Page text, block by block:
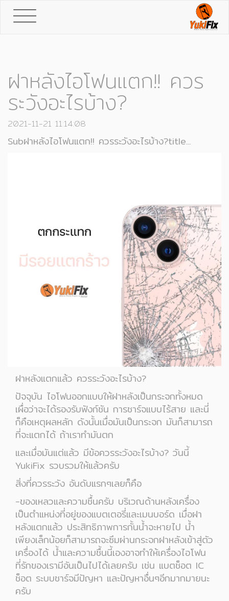
Toggle
ฝาหลังไอโฟนแตก!! ควร
ระวังอะไรบ้าง?
2021-11-21 11:14:08
Subฝาหลังไอโฟนแตก!! ควรระวังอะไรบ้าง?title...
ฝาหลังแตกแล้ว ควรระวังอะไรบ้าง?
ปัจจุบัน ไอโฟนออกแบบให้ฝาหลังเป็นกระจกทั้งหมด
เผื่อว่าจะได้รองรับฟังก์ชัน การชาร์จแบบไร้สาย และนี่
ก็คือเหตุผลหลัก ดังนั้นเมื่อมันเป็นกระจก มันก็สามารถ
ที่จะแตกได้ ถ้าเราทำมันตก
และเมื่อมันแต่แล้ว มีข้อควรระวังอะไรบ้าง? วันนี้
YukiFix รวบรวมให้แล้วครับ
สิ่งที่ควรระวัง อันดับแรกๆเลยก็คือ
-ของเหลวและความชื้นครับ บริเวณด้านหลังเครื่อง
เป็นตำแหน่งที่อยู่ของแบตเตอรี่และเมนบอร์ด เมื่อฝา
หลังแตกแล้ว ประสิทธิภาพการกั้นน้ำจะหายไป น้ำ
เพียงเล็กน้อยก็สามารถจะซึมผ่านกระจกฝาหลังเข้าสู่ตัว
เครื่องได้ น้ำและความชื้นนี้เองอาจทำให้เครื่องไอโฟน
ที่รักของเรามีอันเป็นไปได้เลยครับ เช่น แบตช็อต IC
ช็อต ระบบชาร์จมีปัญหา และปัญหาอื่นๆอีกมากมายนะ
ครับ